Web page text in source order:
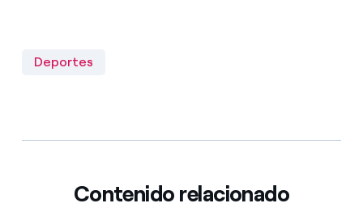
Deportes
Contenido relacionado